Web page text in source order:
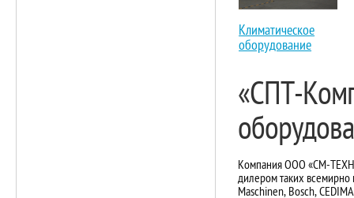
Климатическое
оборудование
«СПТ-
Компания ООО «СМ-
дилером таких всемирно
Maschinen, Bosch,